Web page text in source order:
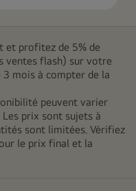
et profitez de 5% de
ventes flash) sur votre
mois à compter de la
peuvent varier
prix sont sujets à
sont limitées. Vérifiez
le prix final et la